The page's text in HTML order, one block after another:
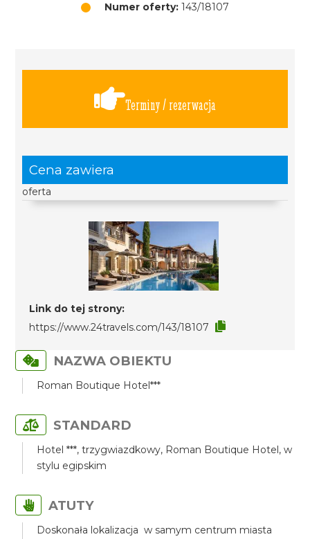
Numer oferty: 143/18107
Terminy / rezerwacja
Cena zawiera
oferta
Link do tej strony:
https://www.24travels.com/143/18107
NAZWA OBIEKTU
Roman Boutique Hotel***
STANDARD
Hotel ***, trzygwiazdkowy, Roman Boutique Hotel, w
stylu egipskim
ATUTY
Doskonała lokalizacja w samym centrum miasta